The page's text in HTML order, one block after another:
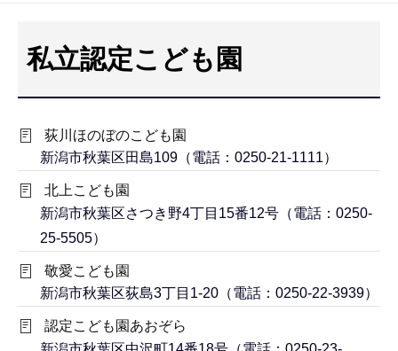
私立認定こども園
荻川ほのぼのこども園
新潟市秋葉区田島109（電話：0250-21-1111）
北上こども園
新潟市秋葉区さつき野4丁目15番12号（電話：0250-
25-5505）
敬愛こども園
新潟市秋葉区荻島3丁目1-20（電話：0250-22-3939）
認定こども園あおぞら